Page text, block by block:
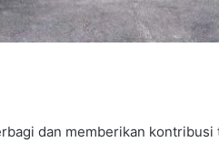
dan memberikan kontribusi